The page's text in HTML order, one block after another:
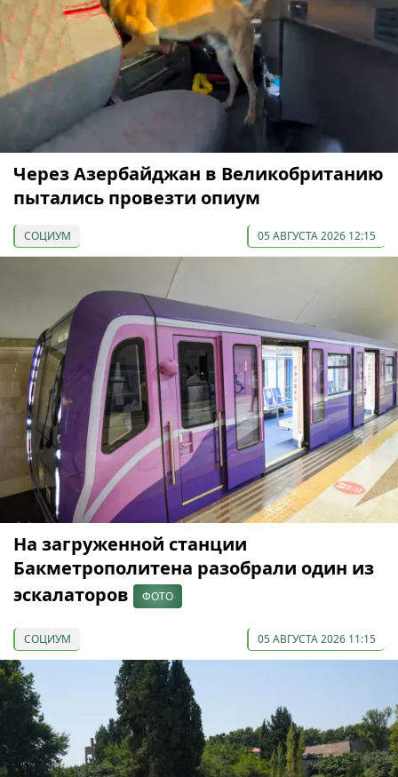
Через Азербайджан в Великобританию
пытались провезти опиум
СОЦИУМ 05 АВГУСТА 2026 12:15
На загруженной станции
Бакметрополитена разобрали один из
эскалаторов
ФОТО
СОЦИУМ 05 АВГУСТА 2026 11:15